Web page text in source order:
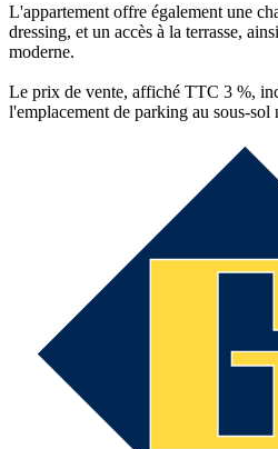
L'appartement offre également une
dressing, et un accès à la terrasse,
moderne.
Le prix de vente, affiché TTC 3 %,
l'emplacement de parking au sous-sol